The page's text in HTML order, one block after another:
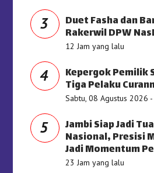
3 Duet Fasha dan
Rakerwil DPW
12 Jam yang lalu
4 Kepergok Pemilik
Tiga Pelaku
Sabtu, 08 Agustus 2026
5 Jambi Siap Jadi
Nasional, Presisi
Jadi Momentum
23 Jam yang lalu